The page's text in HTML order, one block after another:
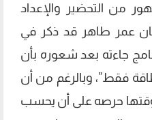
من التحضير والإعداد
عمر طاهر قد ذكر في
جاءته بعد شعوره بأن
فقط”، وبالرغم من أن
وقتها حرصه على أن يحسب